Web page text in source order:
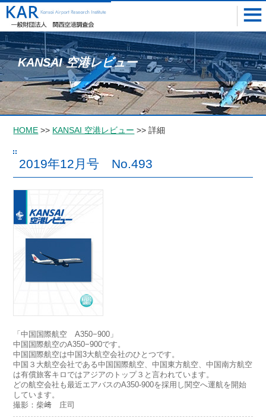
KANSAI 空港レビュー
HOME >> KANSAI 空港レビュー >> 詳細
2019年12月号 No.493
「中国国際航空 A350−900」
中国国際航空のA350−900です。
中国国際航空は中国3大航空会社のひとつです。
中国３大航空会社である中国国際航空、中国東方航空、中国南方航空
は有償旅客キロではアジアのトップ３と言われています。
どの航空会社も最近エアバスのA350-900を採用し関空へ運航を開始
しています。
撮影：柴﨑 庄司